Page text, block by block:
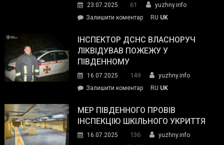
гуманітарну
допомогу
23.07.2025 61
yuzhny.info
Залишити коментарon
провів
нараду
силових
та
органів:
«Наш
спільний
RU UK
ІНСПЕКТОР ДСНС ВЛАСНОРУЧ
ЛІКВІДУВАВ ПОЖЕЖУ У
ПІВДЕННОМУ
16.07.2025 149
yuzhny.info
Залишити коментарon
ДСНС
власноруч
пожежу
RU UK
МЕР ПІВДЕННОГО ПРОВІВ
ІНСПЕКЦІЮ ШКІЛЬНОГО УКРИТТЯ
16.07.2025 136
yuzhny.info